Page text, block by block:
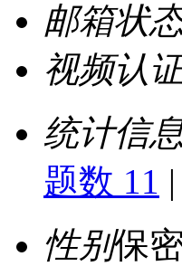
邮箱状
视频认
统计信
题数 11 |
性别保